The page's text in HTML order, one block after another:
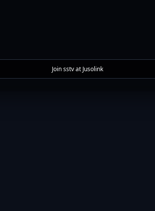
Join sstv at Jusolink